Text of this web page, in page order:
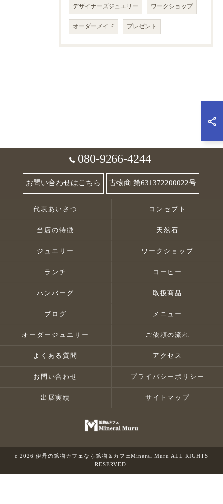
デザイナーズジュエリー ワークショップ
オーダーメイド プレゼント
080-9266-4244
お問い合わせはこちら 古物商 第631372200022号
代表あいさつ コンセプト
当店の特徴 天然石
ジュエリー ワークショップ
ランチ コーヒー
ハンバーグ 取扱商品
ブログ メニュー
オーダージュエリー ご依頼の流れ
よくある質問 アクセス
お問い合わせ プライバシーポリシー
出展実績 サイトマップ
c 2026 伊丹の鉱物カフェなら鉱物＆カフェMineral Muru ALL RIGHTS
RESERVED.